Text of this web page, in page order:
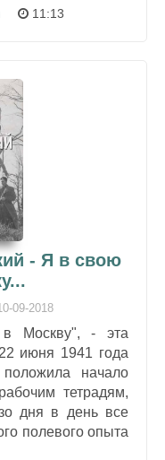
11:13
- Я в свою
09-2018
Москву", - эта
июня 1941 года
начало
тетрадям,
дня в день все
полевого опыта